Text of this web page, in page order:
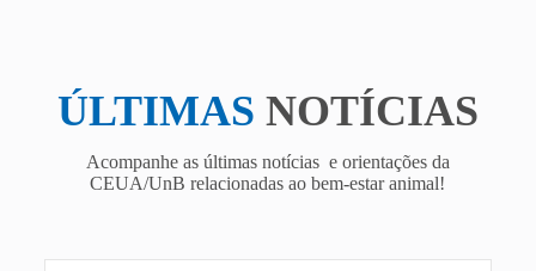
ÚLTIMAS NOTÍCIAS
Acompanhe as últimas notícias e orientações da
CEUA/UnB relacionadas ao bem-estar animal!